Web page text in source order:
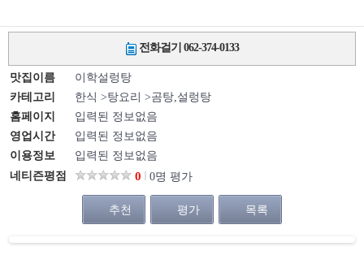
전화걸기 062-374-0133
맛집이름
이학설렁탕
카테고리
한식 >탕요리 >곰탕,설렁탕
홈페이지
입력된 정보없음
영업시간
입력된 정보없음
이용정보
입력된 정보없음
네티즌평점
0 0명 평가
추천 평가 목록